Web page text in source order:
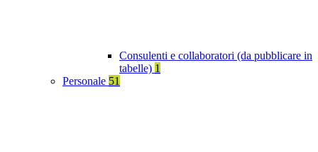
Consulenti e collaboratori (da pubblicare in
tabelle) 1
Personale 51